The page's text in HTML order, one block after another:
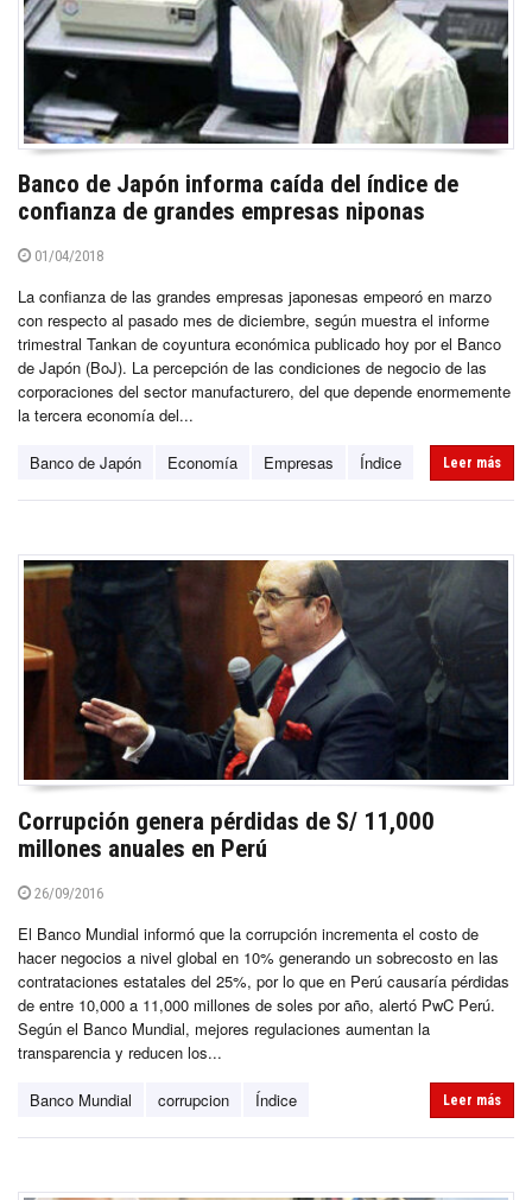
Banco de Japón informa caída del índice de
confianza de grandes empresas niponas
01/04/2018
La confianza de las grandes empresas japonesas empeoró en marzo
con respecto al pasado mes de diciembre, según muestra el informe
trimestral Tankan de coyuntura económica publicado hoy por el Banco
de Japón (BoJ). La percepción de las condiciones de negocio de las
corporaciones del sector manufacturero, del que depende enormemente
la tercera economía del...
Banco de Japón Economía Empresas Índice Leer más
Corrupción genera pérdidas de S/ 11,000
millones anuales en Perú
26/09/2016
El Banco Mundial informó que la corrupción incrementa el costo de
hacer negocios a nivel global en 10% generando un sobrecosto en las
contrataciones estatales del 25%, por lo que en Perú causaría pérdidas
de entre 10,000 a 11,000 millones de soles por año, alertó PwC Perú.
Según el Banco Mundial, mejores regulaciones aumentan la
transparencia y reducen los...
Banco Mundial corrupcion Índice Leer más